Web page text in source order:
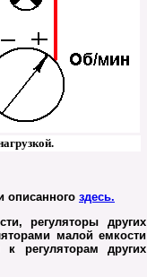
описанного здесь.
регуляторы других
малой емкости
регуляторам других